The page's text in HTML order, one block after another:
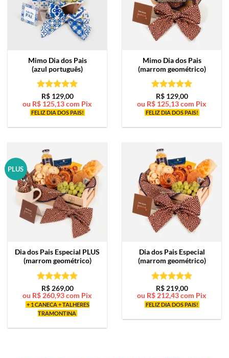
Mimo Dia dos Pais
(azul português)
Avaliação5
de 5
R$129,00
ou R$ 125,13com Pix
FELIZ DIA DOS PAIS!
Mimo Dia dos Pais
(marrom geométrico)
Avaliação5
de 5
R$129,00
ou R$ 125,13com Pix
FELIZ DIA DOS PAIS!
PLUS
Dia dos Pais Especial PLUS
(marrom geométrico)
Avaliação5
de 5
R$269,00
ou R$ 260,93com Pix
+ 1 CANECA + TALHERES
TRAMONTINA
Dia dos Pais Especial
(marrom geométrico)
Avaliação5
de 5
R$219,00
ou R$ 212,43com Pix
FELIZ DIA DOS PAIS!